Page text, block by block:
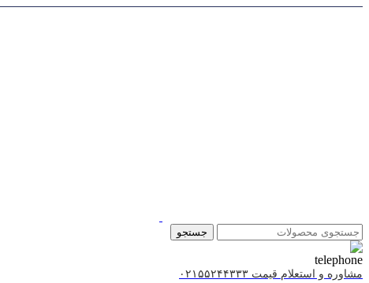
جستجو
مشاوره و استعلام قیمت ۰۲۱۵۵۲۴۴۳۳۳